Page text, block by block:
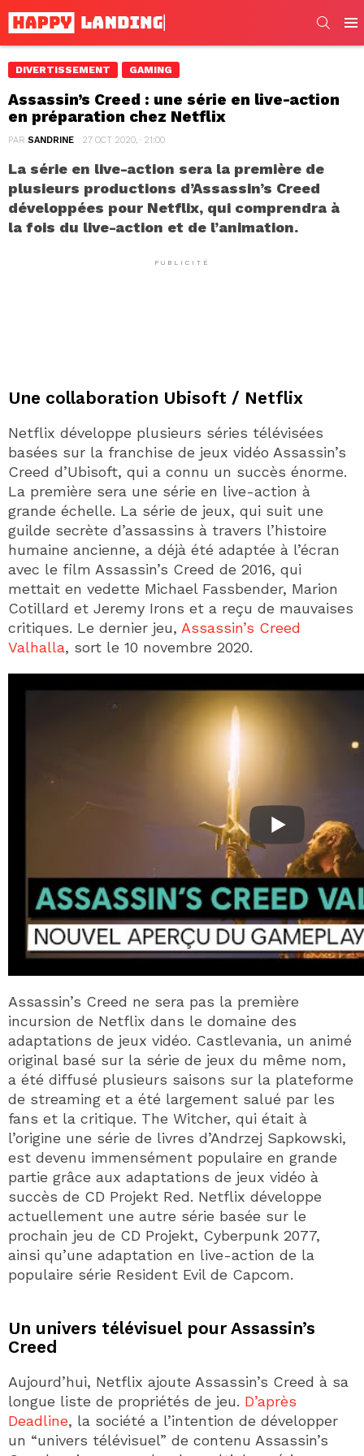
DIVERTISSEMENT GAMING
Assassin’s Creed : une série en live-action
en préparation chez Netflix
PAR SANDRINE 27 OCT 2020, · 21:00
La série en live-action sera la première de
plusieurs productions d’Assassin’s Creed
développées pour Netflix, qui comprendra à
la fois du live-action et de l’animation.
PUBLICITÉ
Une collaboration Ubisoft / Netflix
Netflix développe plusieurs séries télévisées
basées sur la franchise de jeux vidéo Assassin’s
Creed d’Ubisoft, qui a connu un succès énorme.
La première sera une série en live-action à
grande échelle. La série de jeux, qui suit une
guilde secrète d’assassins à travers l’histoire
humaine ancienne, a déjà été adaptée à l’écran
avec le film Assassin’s Creed de 2016, qui
mettait en vedette Michael Fassbender, Marion
Cotillard et Jeremy Irons et a reçu de mauvaises
critiques. Le dernier jeu, Assassin’s Creed
Valhalla, sort le 10 novembre 2020.
Assassin’s Creed ne sera pas la première
incursion de Netflix dans le domaine des
adaptations de jeux vidéo. Castlevania, un animé
original basé sur la série de jeux du même nom,
a été diffusé plusieurs saisons sur la plateforme
de streaming et a été largement salué par les
fans et la critique. The Witcher, qui était à
l’origine une série de livres d’Andrzej Sapkowski,
est devenu immensément populaire en grande
partie grâce aux adaptations de jeux vidéo à
succès de CD Projekt Red. Netflix développe
actuellement une autre série basée sur le
prochain jeu de CD Projekt, Cyberpunk 2077,
ainsi qu’une adaptation en live-action de la
populaire série Resident Evil de Capcom.
Un univers télévisuel pour Assassin’s
Creed
Aujourd’hui, Netflix ajoute Assassin’s Creed à sa
longue liste de propriétés de jeu. D’après
Deadline, la société a l’intention de développer
un “univers télévisuel” de contenu Assassin’s